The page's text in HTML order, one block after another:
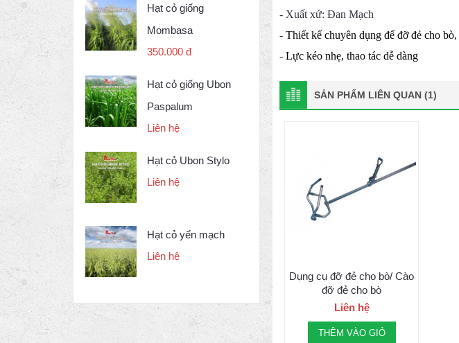
Hạt cỏ giống
Mombasa
350.000 đ
Hạt cỏ giống Ubon
Paspalum
Liên hệ
Hạt cỏ Ubon Stylo
Liên hệ
Hạt cỏ yến mạch
Liên hệ
- Xuất xứ: Đan Mạch
- Thiết kế chuyên dụng để đỡ đẻ cho bò,
- Lực kéo nhẹ, thao tác dễ dàng
SẢN PHẨM LIÊN QUAN (1)
Dụng cụ đỡ đẻ cho bò/ Cào
đỡ đẻ cho bò
Liên hệ
THÊM VÀO GIỎ